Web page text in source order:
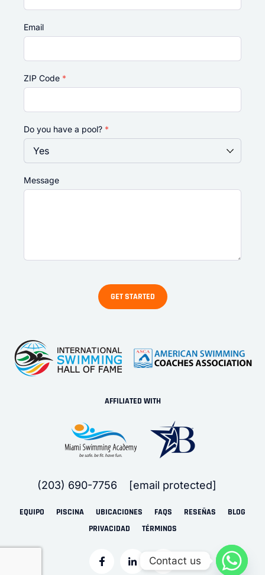
Email
ZIP Code *
Do you have a pool? *
Message
AFFILIATED WITH
(203) 690-7756 [email protected]
EQUIPO PISCINA UBICACIONES FAQS RESEÑAS
BLOG
PRIVACIDAD
TÉRMINOS
Contact us